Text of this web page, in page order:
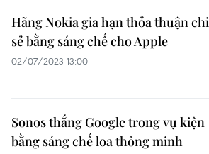
Hãng Nokia gia hạn thỏa thuận
sẻ bằng sáng chế cho Apple
02/07/2023 13:00
Sonos thắng Google trong vụ kiện
bằng sáng chế loa thông minh